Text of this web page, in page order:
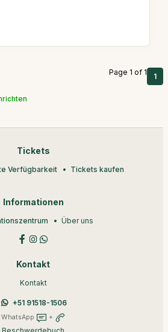
Page 1 of 1 1
Tickets
Verfügbarkeit Tickets kaufen
Informationen
Über uns
Kontakt
Kontakt
+51 91518-1506
WhatsApp +
Beschwerdebuch